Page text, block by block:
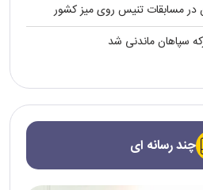
در مسابقات تنیس روی میز کشور
سپاهان ماندنی شد
چند رسانه ای